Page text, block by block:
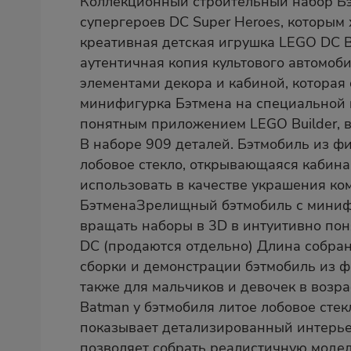
супергероев DC Super Heroes,
креативная детская игрушка LEGO
аутентичная копия культового
элементами декора и кабиной,
минифигурка Бэтмена на специальной
понятным приложением LEGO Builder,
В наборе 909 деталей. Бэтмобиль из
лобовое стекло, открывающаяся
использовать в качестве украшения
БэтменаЗрелищный бэтмобиль с
вращать наборы в 3D в интуитивно
DC (продаются отдельно) Длина
сборки и демонстрации бэтмобиль из
также для мальчиков и девочек в
Batman у бэтмобиля литое лобовое
показывает детализированный